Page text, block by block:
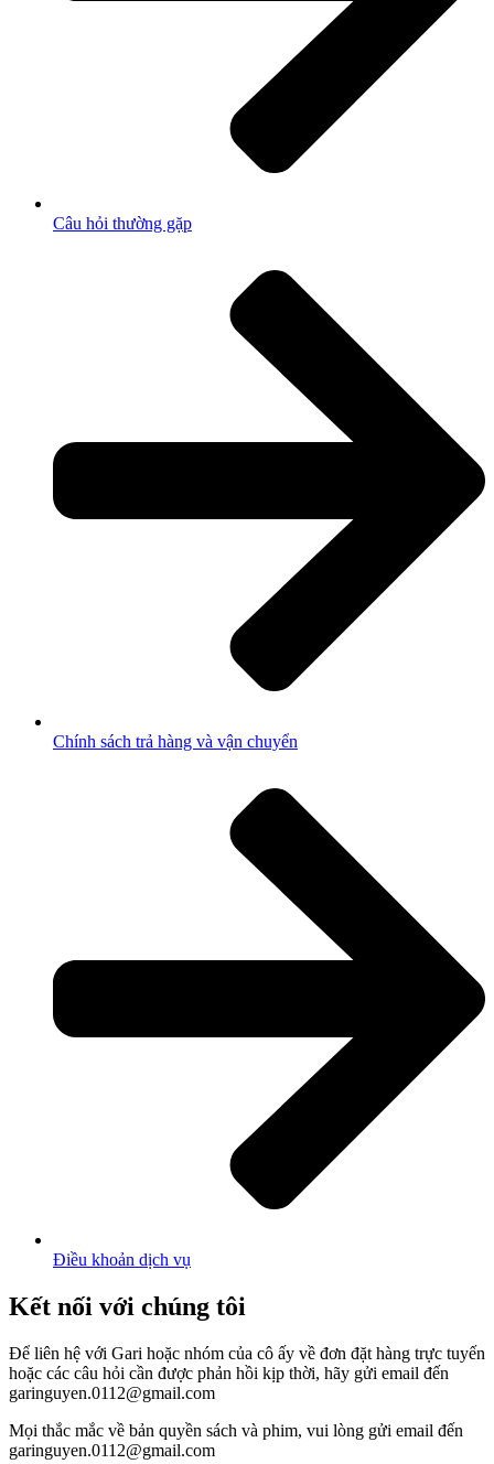
Câu hỏi thường gặp
Chính sách trả hàng và vận chuyển
Điều khoản dịch vụ
Kết nối với chúng tôi
Để liên hệ với Gari hoặc nhóm của cô ấy về đơn đặt hàng trực tuyến
hoặc các câu hỏi cần được phản hồi kịp thời, hãy gửi email đến
garinguyen.0112@gmail.com
Mọi thắc mắc về bản quyền sách và phim, vui lòng gửi email đến
garinguyen.0112@gmail.com